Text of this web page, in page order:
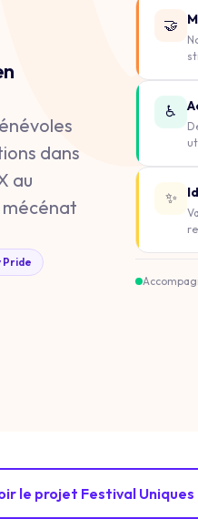
dans
au
Pride
🤝
♿
✨
le projet Festival